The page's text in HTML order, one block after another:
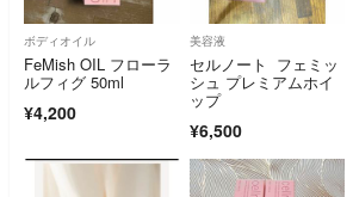
ボディオイル
FeMish OIL フローラ
ルフィグ 50ml
¥4,200
美容液
セルノート フェミッ
シュ プレミアムホイ
ップ
¥6,500